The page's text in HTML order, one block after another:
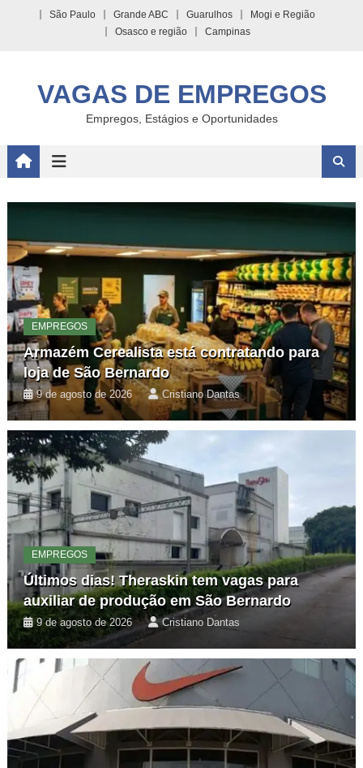
São Paulo Grande ABC Guarulhos
Mogi e Região
Osasco e região
Campinas
VAGAS DE EMPREGOS
Empregos, Estágios e Oportunidades
EMPREGOS
Armazém Cerealista está contratando para
loja de São Bernardo
9 de agosto de 2026 Cristiano Dantas
EMPREGOS
Últimos dias! Theraskin tem vagas para
auxiliar de produção em São Bernardo
9 de agosto de 2026 Cristiano Dantas